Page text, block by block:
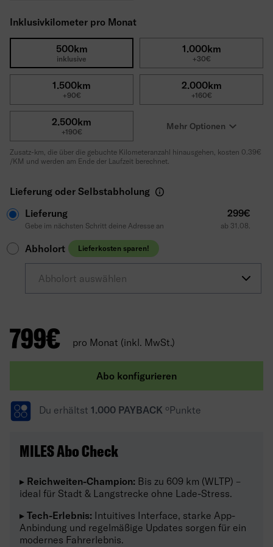
Inklusivkilometer pro Monat
500km
inklusive
1.000km
+30€
1.500km
+90€
2.000km
+160€
2.500km
+190€ Mehr Optionen
Zusatz-km, die über die gebuchte Kilometeranzahl hinausgehen, kosten 0.39€
/KM und werden am Ende der Laufzeit berechnet.
Lieferung oder Selbstabholung
Lieferung
Gebe im nächsten Schritt deine Adresse an
299€
ab 31.08.
Abholort Lieferkosten sparen!
Abholort auswählen
799€ pro Monat (inkl. MwSt.)
Abo konfigurieren
Du erhältst 1.000 PAYBACK ºPunkte
MILES Abo Check
▸ Reichweiten-Champion: Bis zu 609 km (WLTP) –
ideal für Stadt & Langstrecke ohne Lade-Stress.
▸ Tech-Erlebnis: Intuitives Interface, starke App-
Anbindung und regelmäßige Updates sorgen für ein
modernes Fahrerlebnis.